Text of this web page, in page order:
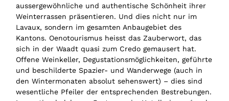
aussergewöhnliche und authentische Schönheit ihrer
Weinterrassen präsentieren. Und dies nicht nur im
Lavaux, sondern im gesamten Anbaugebiet des
Kantons. Oenotourismus heisst das Zauberwort, das
sich in der Waadt quasi zum Credo gemausert hat.
Offene Weinkeller, Degustationsmöglichkeiten, geführte
und beschilderte Spazier- und Wanderwege (auch in
den Wintermonaten absolut sehenswert) – dies sind
wesentliche Pfeiler der entsprechenden Bestrebungen.